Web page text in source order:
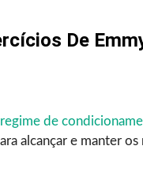
De
regime de
alcançar e manter